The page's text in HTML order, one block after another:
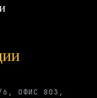
6, ОФИС 803,